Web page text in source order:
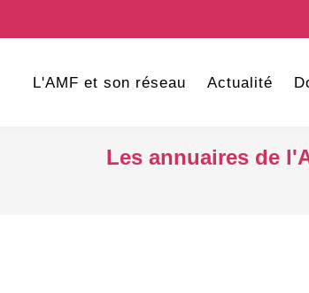
L'AMF et son réseau Actualité
Les annuaires de